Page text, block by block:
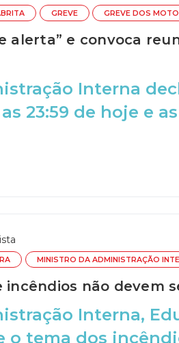
GREVE GREVE DOS
alerta” e convoca
Interna
23:59 de hoje e as
MINISTRO DA ADMINISTRAÇÃO
incêndios não devem
Interna,
tema dos